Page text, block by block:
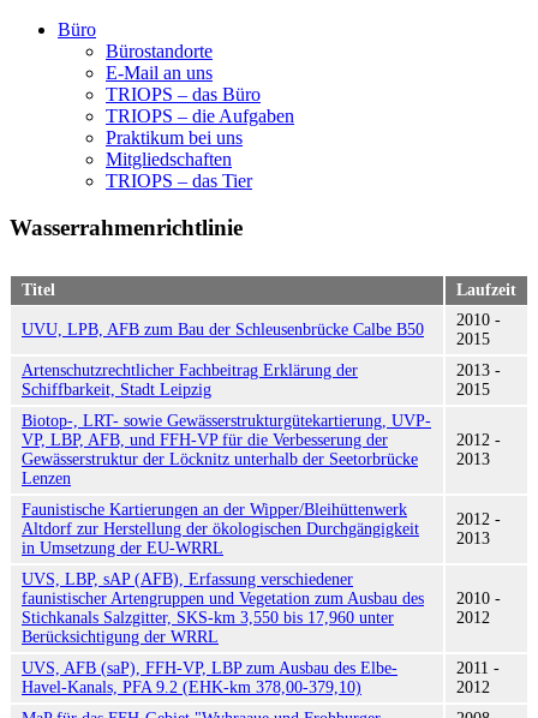
Büro
Bürostandorte
E-Mail an uns
TRIOPS – das Büro
TRIOPS – die Aufgaben
Praktikum bei uns
Mitgliedschaften
TRIOPS – das Tier
Wasserrahmenrichtlinie
Titel Laufzeit
UVU, LPB, AFB zum Bau der Schleusenbrücke Calbe B50
2010 -
2015
Artenschutzrechtlicher Fachbeitrag Erklärung der
Schiffbarkeit, Stadt Leipzig
2013 -
2015
Biotop-, LRT- sowie Gewässerstruktur­gütekartierung, UVP-
VP, LBP, AFB, und FFH-VP für die Verbesserung der
Gewässerstruktur der Löcknitz unterhalb der Seetorbrücke
Lenzen
2012 -
2013
Faunistische Kartierungen an der Wipper/Bleihüttenwerk
Altdorf zur Herstellung der ökologischen Durchgängigkeit
in Umsetzung der EU-WRRL
2012 -
2013
UVS, LBP, sAP (AFB), Erfassung verschiedener
faunistischer Artengruppen und Vegetation zum Ausbau des
Stichkanals Salzgitter, SKS-km 3,550 bis 17,960 unter
Berücksichtigung der WRRL
2010 -
2012
UVS, AFB (saP), FFH-VP, LBP zum Ausbau des Elbe-
Havel-Kanals, PFA 9.2 (EHK-km 378,00-379,10)
2011 -
2012